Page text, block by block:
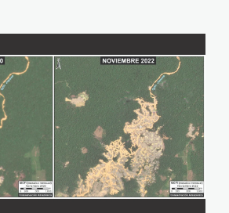
en-el-
minero-de-
de-dios—maap